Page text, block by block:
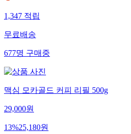
1,347적립
무료배송
677명구매중
맥심 모카골드 커피 리필 500g
29,000원
13%25,180원